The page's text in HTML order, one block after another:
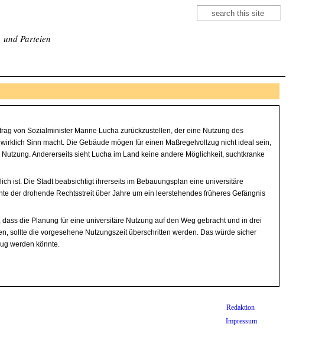
Parteien
Suchformular
Suche
von Sozialminister Manne Lucha zurückzustellen, der eine Nutzung des
Sinn macht. Die Gebäude mögen für einen Maßregelvollzug nicht ideal sein,
Andererseits sieht Lucha im Land keine andere Möglichkeit, suchtkranke
ist. Die Stadt beabsichtigt ihrerseits im Bebauungsplan eine universitäre
der drohende Rechtsstreit über Jahre um ein leerstehendes früheres Gefängnis
die Planung für eine universitäre Nutzung auf den Weg gebracht und in drei
sollte die vorgesehene Nutzungszeit überschritten werden. Das würde sicher
werden könnte.
Redaktion
Impressum